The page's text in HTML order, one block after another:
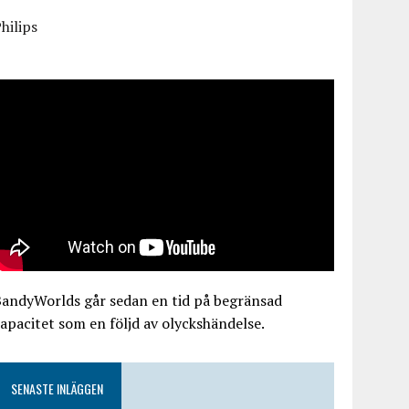
går sedan en tid på begränsad
som en följd av olyckshändelse.
SENASTE INLÄGGEN